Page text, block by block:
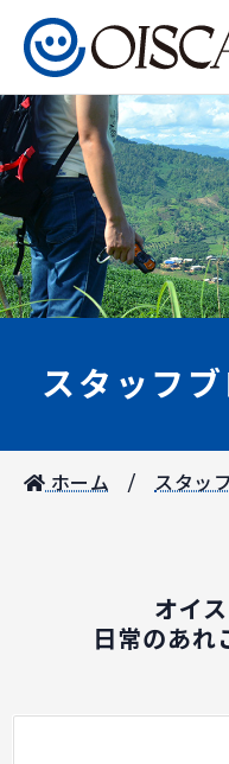
スタッフ
ホーム スタッ
オイ
日常のあれ